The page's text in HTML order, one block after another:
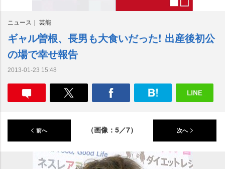
M
ニュース 芸能
ギャル曽根、長男も大食いだった! 出産後初公
の場で幸せ報告
2013-01-23 15:48
前へ （画像：5／7） 次へ